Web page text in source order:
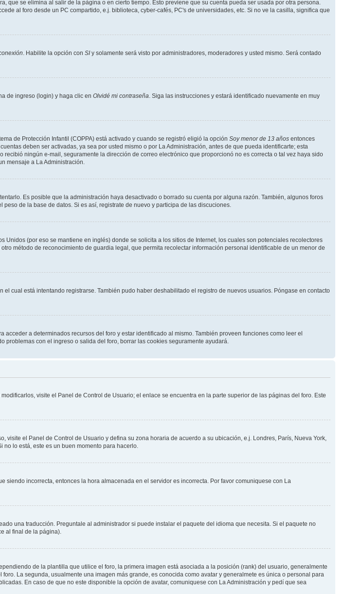
que se elimina al salir de la página o en cierto tiempo. Esto previene que su cuenta pueda ser usada por otra persona.
al foro desde un PC compartido, e.j. biblioteca, cyber-cafés, PC's de universidades, etc. Si no ve la casilla, significa que
. Habilite la opción con SI y solamente será visto por administradores, moderadores y usted mismo. Será contado
de ingreso (login) y haga clic en Olvidé mi contraseña. Siga las instrucciones y estará identificado nuevamente en muy
de Protección Infantil (COPPA) está activado y cuando se registró eligió la opción Soy menor de 13 años entonces
deben ser activadas, ya sea por usted mismo o por La Administración, antes de que pueda identificarte; esta
ningún e-mail, seguramente la dirección de correo electrónico que proporcionó no es correcta o tal vez haya sido
mensaje a La Administración.
Es posible que la administración haya desactivado o borrado su cuenta por alguna razón. También, algunos foros
de la base de datos. Si es así, registrate de nuevo y participa de las discuciones.
(por eso se mantiene en inglés) donde se solicita a los sitios de Internet, los cuales son potenciales recolectores
método de reconocimiento de guardia legal, que permita recolectar información personal identificable de un menor de
cual está intentando registrarse. También pudo haber deshabilitado el registro de nuevos usuarios. Póngase en contacto
a determinados recursos del foro y estar identificado al mismo. También proveen funciones como leer el
con el ingreso o salida del foro, borrar las cookies seguramente ayudará.
visite el Panel de Control de Usuario; el enlace se encuentra en la parte superior de las páginas del foro. Este
el Panel de Control de Usuario y defina su zona horaria de acuerdo a su ubicación, e.j. Londres, París, Nueva York,
no lo está, este es un buen momento para hacerlo.
incorrecta, entonces la hora almacenada en el servidor es incorrecta. Por favor comuniquese con La
una traducción. Preguntale al administrador si puede instalar el paquete del idioma que necesita. Si el paquete no
al final de la página).
de la plantilla que utilice el foro, la primera imagen está asociada a la posición (rank) del usuario, generalmente
La segunda, usualmente una imagen más grande, es conocida como avatar y generalmete es única o personal para
En caso de que no este disponible la opción de avatar, comuniquese con La Administración y pedí que sea